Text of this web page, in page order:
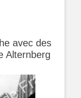
avec des
Alternberg